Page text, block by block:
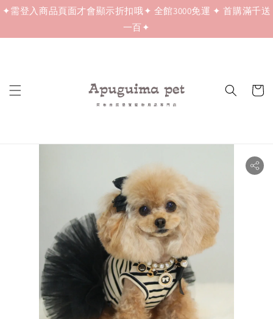
✦需登入商品頁面才會顯示折扣哦✦ 全館3000免運 ✦ 首購滿千送
一百✦